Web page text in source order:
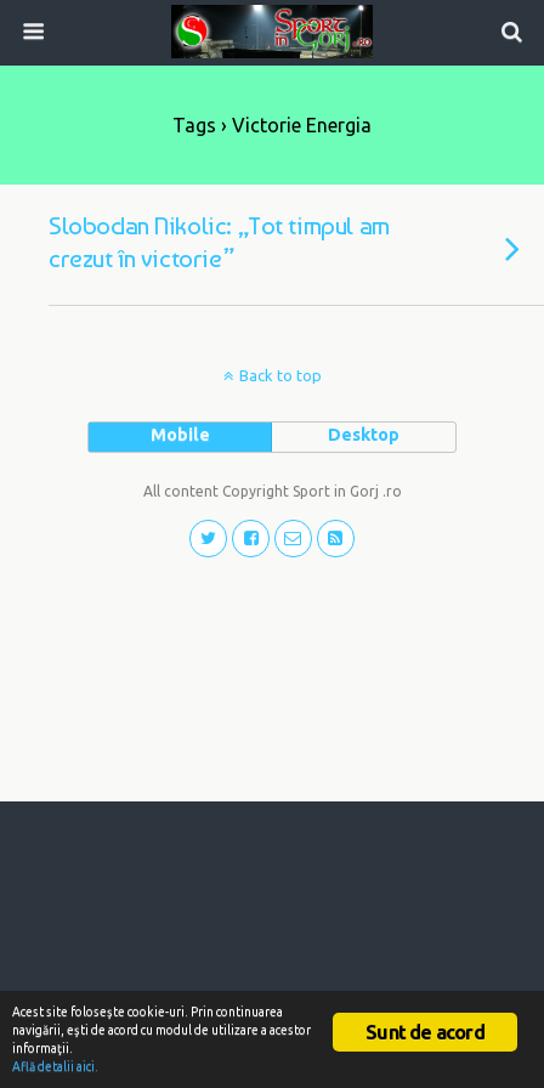
Tags › Victorie Energia
Slobodan Nikolic: „Tot timpul am
crezut în victorie”
Back to top
Mobile Desktop
All content Copyright Sport in Gorj .ro
Sunt de acord
Acest site foloseşte cookie-uri. Prin continuarea
navigării, eşti de acord cu modul de utilizare a acestor
informaţii.
Află detalii aici.